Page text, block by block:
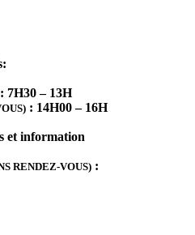
: 7H30 – 13H
: 14H00 – 16H
et information
RENDEZ-VOUS) :